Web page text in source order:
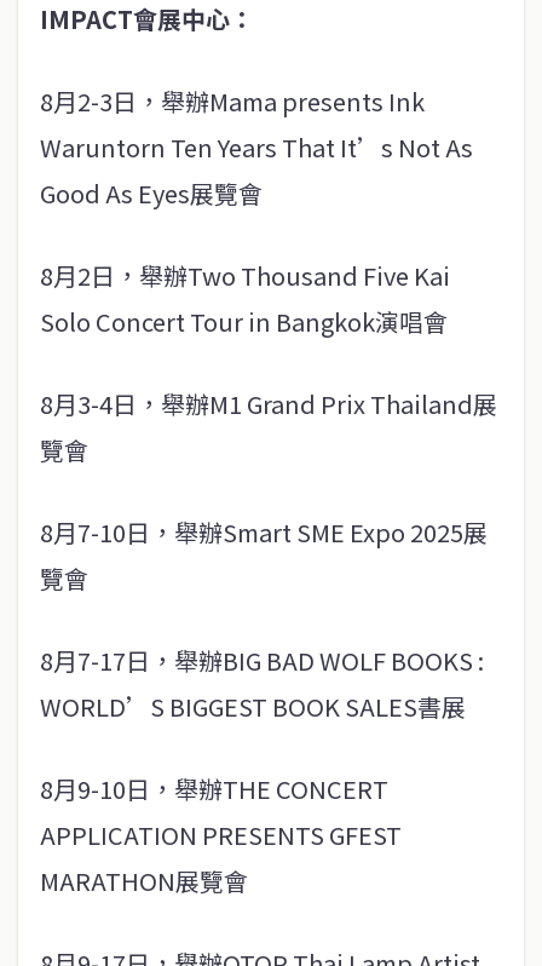
IMPACT會展中心：
8月2-3日，舉辦Mama presents Ink
Waruntorn Ten Years That It’s Not As
Good As Eyes展覽會
8月2日，舉辦Two Thousand Five Kai
Solo Concert Tour in Bangkok演唱會
8月3-4日，舉辦M1 Grand Prix Thailand展
覽會
8月7-10日，舉辦Smart SME Expo 2025展
覽會
8月7-17日，舉辦BIG BAD WOLF BOOKS :
WORLD’S BIGGEST BOOK SALES書展
8月9-10日，舉辦THE CONCERT
APPLICATION PRESENTS GFEST
MARATHON展覽會